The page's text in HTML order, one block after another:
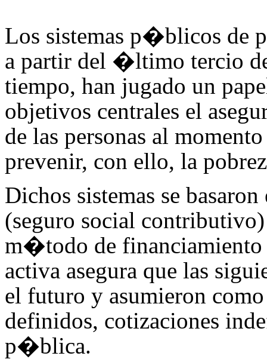
Los sistemas p�blicos de
a partir del �ltimo tercio
tiempo, han jugado un
objetivos centrales el
de las personas al
prevenir, con ello, la
Dichos sistemas se
(seguro social
m�todo de
activa asegura que las
el futuro y asumieron
definidos, cotizaciones
p�blica.